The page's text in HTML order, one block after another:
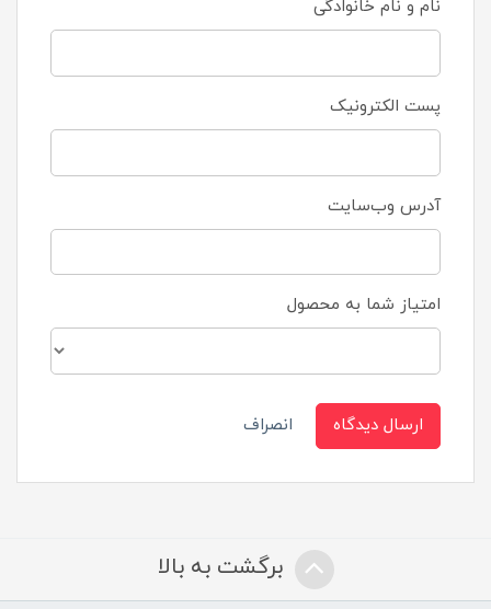
نام و نام خانوادگی
پست الکترونیک
آدرس وب‌سایت
امتیاز شما به محصول
ارسال دیدگاه انصراف
برگشت به بالا